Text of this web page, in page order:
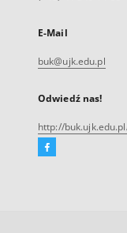
E-Mail
buk@ujk.edu.pl
Odwiedź nas!
http://
Facebook